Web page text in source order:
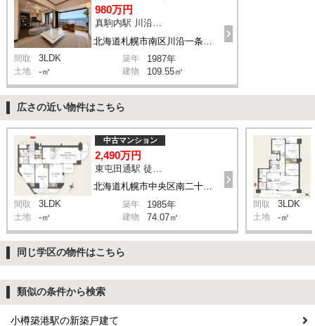
980万円
真駒内駅 川沿1条2丁目 バス15分 停歩4分
間取 3LDK 築年 1987年
土地 -㎡ 建物 109.55㎡
広さの近い物件はこちら
北海道札幌市中央区南二十三条西8丁目 1-1
中古マンション
2,490万円
間取 3LDK 築年 1985年
土地 -㎡ 建物 74.07㎡
間取 3LDK
土地 -㎡
同じ学区の物件はこちら
類似の条件から検索
小樽築港駅の新築戸建て